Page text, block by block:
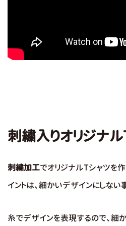
刺繍入りオリジナ
刺繍加工でオリジナルTシャツを
イントは、細かいデザインにしない
糸でデザインを表現するので、細